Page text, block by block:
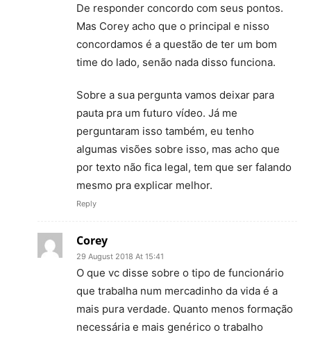
De responder concordo com seus pontos.
Mas Corey acho que o principal e nisso
concordamos é a questão de ter um bom
time do lado, senão nada disso funciona.
Sobre a sua pergunta vamos deixar para
pauta pra um futuro vídeo. Já me
perguntaram isso também, eu tenho
algumas visões sobre isso, mas acho que
por texto não fica legal, tem que ser falando
mesmo pra explicar melhor.
Reply
Corey
29 August 2018 At 15:41
O que vc disse sobre o tipo de funcionário
que trabalha num mercadinho da vida é a
mais pura verdade. Quanto menos formação
necessária e mais genérico o trabalho